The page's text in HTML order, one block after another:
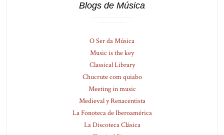
Blogs de Música
O Ser da Música
Music is the key
Classical Library
Chucrute com quiabo
Meeting in music
Medieval y Renacentista
La Fonoteca de Iberoamérica
La Discoteca Clásica